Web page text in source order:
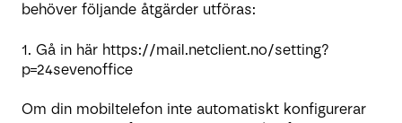
behöver följande åtgärder utföras:
1. Gå in här https://mail.netclient.no/setting?
p=24sevenoffice
Om din mobiltelefon inte automatiskt konfigurerar